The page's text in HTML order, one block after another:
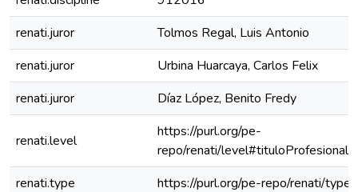
renati.juror
Tolmos Regal, Luis Antonio
renati.juror
Urbina Huarcaya, Carlos Felix
renati.juror
Díaz López, Benito Fredy
renati.level
https://purl.org/pe-
repo/renati/level#tituloProfesional
renati.type
https://purl.org/pe-repo/renati/